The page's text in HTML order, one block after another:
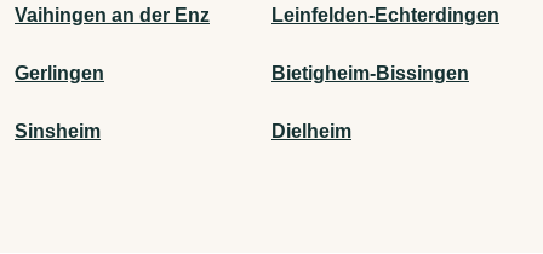
Vaihingen an der Enz Leinfelden-Echterdingen
Gerlingen Bietigheim-Bissingen
Sinsheim Dielheim